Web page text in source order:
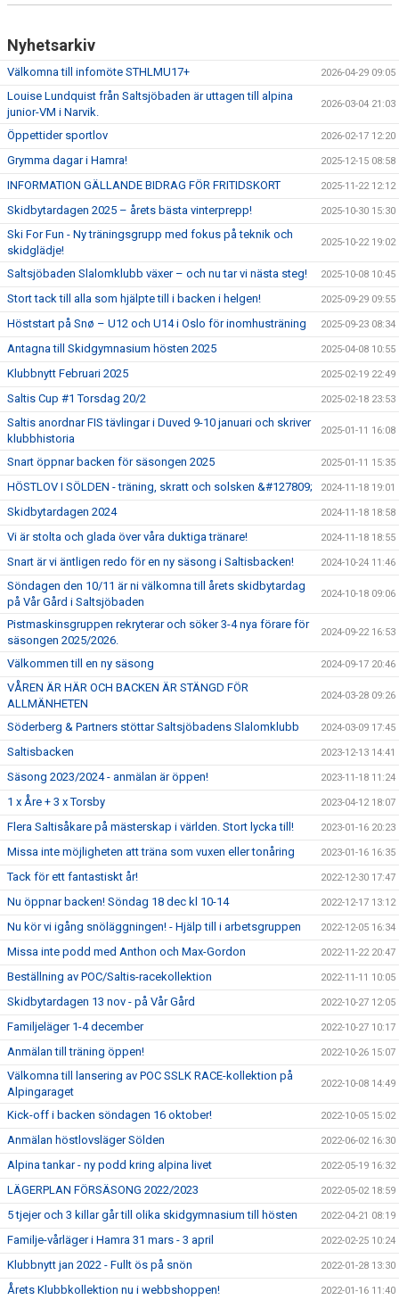
Nyhetsarkiv
Välkomna till infomöte STHLMU17+ 2026-04-29 09:05
Louise Lundquist från Saltsjöbaden är uttagen till alpina
junior-VM i Narvik.
2026-03-04 21:03
Öppettider sportlov 2026-02-17 12:20
Grymma dagar i Hamra! 2025-12-15 08:58
INFORMATION GÄLLANDE BIDRAG FÖR FRITIDSKORT 2025-11-22 12:12
Skidbytardagen 2025 – årets bästa vinterprepp! 2025-10-30 15:30
Ski For Fun - Ny träningsgrupp med fokus på teknik och
skidglädje!
2025-10-22 19:02
Saltsjöbaden Slalomklubb växer – och nu tar vi nästa steg! 2025-10-08 10:45
Stort tack till alla som hjälpte till i backen i helgen! 2025-09-29 09:55
Höststart på Snø – U12 och U14 i Oslo för inomhusträning 2025-09-23 08:34
Antagna till Skidgymnasium hösten 2025 2025-04-08 10:55
Klubbnytt Februari 2025 2025-02-19 22:49
Saltis Cup #1 Torsdag 20/2 2025-02-18 23:53
Saltis anordnar FIS tävlingar i Duved 9-10 januari och skriver
klubbhistoria
2025-01-11 16:08
Snart öppnar backen för säsongen 2025 2025-01-11 15:35
HÖSTLOV I SÖLDEN - träning, skratt och solsken &#127809; 2024-11-18 19:01
Skidbytardagen 2024 2024-11-18 18:58
Vi är stolta och glada över våra duktiga tränare! 2024-11-18 18:55
Snart är vi äntligen redo för en ny säsong i Saltisbacken! 2024-10-24 11:46
Söndagen den 10/11 är ni välkomna till årets skidbytardag
på Vår Gård i Saltsjöbaden
2024-10-18 09:06
Pistmaskinsgruppen rekryterar och söker 3-4 nya förare för
säsongen 2025/2026.
2024-09-22 16:53
Välkommen till en ny säsong 2024-09-17 20:46
VÅREN ÄR HÄR OCH BACKEN ÄR STÄNGD FÖR
ALLMÄNHETEN
2024-03-28 09:26
Söderberg & Partners stöttar Saltsjöbadens Slalomklubb 2024-03-09 17:45
Saltisbacken 2023-12-13 14:41
Säsong 2023/2024 - anmälan är öppen! 2023-11-18 11:24
1 x Åre + 3 x Torsby 2023-04-12 18:07
Flera Saltisåkare på mästerskap i världen. Stort lycka till! 2023-01-16 20:23
Missa inte möjligheten att träna som vuxen eller tonåring 2023-01-16 16:35
Tack för ett fantastiskt år! 2022-12-30 17:47
Nu öppnar backen! Söndag 18 dec kl 10-14 2022-12-17 13:12
Nu kör vi igång snöläggningen! - Hjälp till i arbetsgruppen 2022-12-05 16:34
Missa inte podd med Anthon och Max-Gordon 2022-11-22 20:47
Beställning av POC/Saltis-racekollektion 2022-11-11 10:05
Skidbytardagen 13 nov - på Vår Gård 2022-10-27 12:05
Familjeläger 1-4 december 2022-10-27 10:17
Anmälan till träning öppen! 2022-10-26 15:07
Välkomna till lansering av POC SSLK RACE-kollektion på
Alpingaraget
2022-10-08 14:49
Kick-off i backen söndagen 16 oktober! 2022-10-05 15:02
Anmälan höstlovsläger Sölden 2022-06-02 16:30
Alpina tankar - ny podd kring alpina livet 2022-05-19 16:32
LÄGERPLAN FÖRSÄSONG 2022/2023 2022-05-02 18:59
5 tjejer och 3 killar går till olika skidgymnasium till hösten 2022-04-21 08:19
Familje-vårläger i Hamra 31 mars - 3 april 2022-02-25 10:24
Klubbnytt jan 2022 - Fullt ös på snön 2022-01-28 13:30
Årets Klubbkollektion nu i webbshoppen! 2022-01-16 11:40